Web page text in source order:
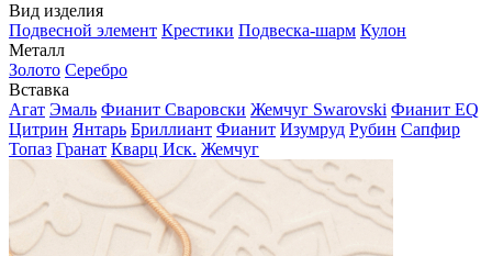
Вид изделия
Подвесной элемент Крестики Подвеска-шарм Кулон
Металл
Золото Серебро
Вставка
Агат Эмаль Фианит Сваровски Жемчуг Swarovski Фианит EQ
Цитрин Янтарь Бриллиант Фианит Изумруд Рубин Сапфир
Топаз Гранат Кварц Иск. Жемчуг